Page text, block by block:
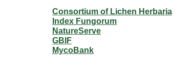
Consortium of Lichen Herbaria
Index Fungorum
NatureServe
GBIF
MycoBank